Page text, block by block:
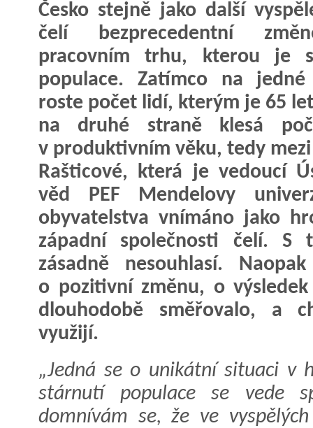
Česko stejně jako další
čelí bezprecedentní
pracovním trhu, kterou je
populace. Zatímco na jedné
roste počet lidí, kterým je 65
na druhé straně klesá
v produktivním věku, tedy
Rašticové, která je vedoucí
věd PEF Mendelovy
obyvatelstva vnímáno jako
západní společnosti čelí. S
zásadně nesouhlasí.
o pozitivní změnu, o
dlouhodobě směřovalo, a
využijí.
„Jedná se o unikátní situaci v
stárnutí populace se vede
domnívám se, že ve